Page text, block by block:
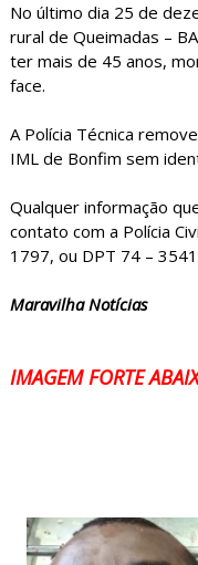
No último dia 25 de
rural de Queimadas –
ter mais de 45 anos,
face.
A Polícia Técnica
IML de Bonfim sem
Qualquer informação
contato com a Polícia
1797, ou DPT 74 –
Maravilha Notícias
IMAGEM FORTE